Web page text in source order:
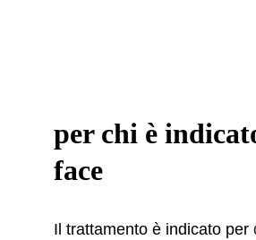
per chi è
face
Il trattamento è indicato per